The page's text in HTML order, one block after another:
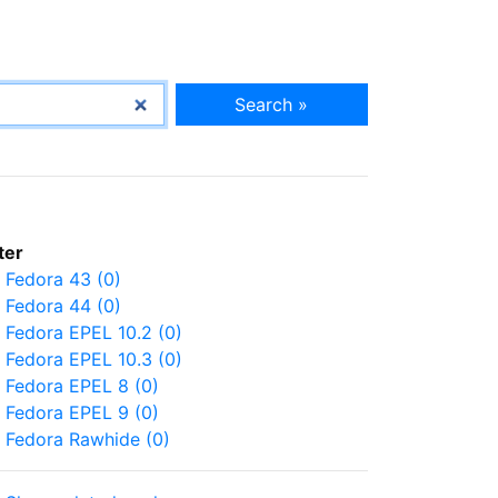
Search »
Fedora 43 (0)
Fedora 44 (0)
Fedora EPEL 10.2 (0)
Fedora EPEL 10.3 (0)
Fedora EPEL 8 (0)
Fedora EPEL 9 (0)
Fedora Rawhide (0)